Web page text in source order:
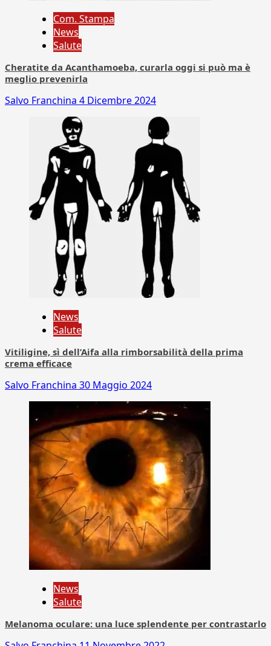
Com. Stampa
News
Salute
Cheratite da Acanthamoeba, curarla oggi si può ma è
meglio prevenirla
Salvo Franchina 4 Dicembre 2024
News
Salute
Vitiligine, sì dell’Aifa alla rimborsabilità della prima
crema efficace
Salvo Franchina 30 Maggio 2024
News
Salute
Melanoma oculare: una luce splendente per contrastarlo